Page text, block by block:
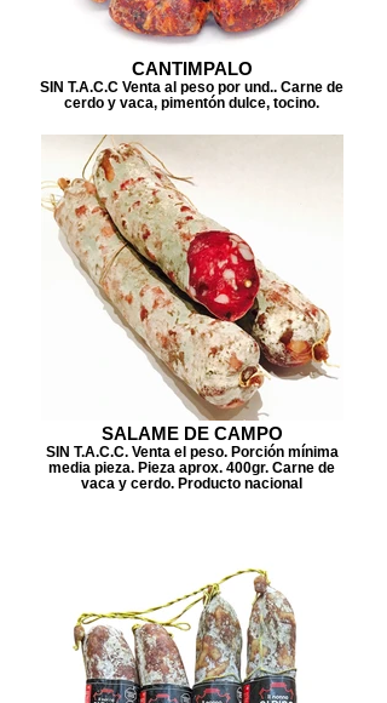
CANTIMPALO
SIN T.A.C.C Venta al peso por und.. Carne de
cerdo y vaca, pimentón dulce, tocino.
SALAME DE CAMPO
SIN T.A.C.C. Venta el peso. Porción mínima
media pieza. Pieza aprox. 400gr. Carne de
vaca y cerdo. Producto nacional